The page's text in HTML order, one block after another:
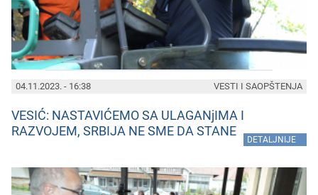
04.11.2023. - 16:38
VESIĆ: NASTAVIĆEMO SA ULAGANjIMA I
RAZVOJEM, SRBIJA NE SME DA STANE
DETALJNIJE
VESTI I SAOPŠTENJA